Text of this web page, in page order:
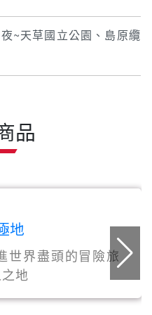
~天草國立公園、島原纜
品
地
世界盡頭的冒險旅
地